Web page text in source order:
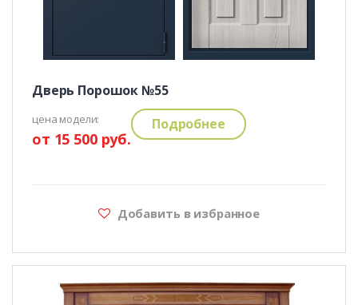
Дверь Порошок №55
цена модели:
от 15 500 руб.
Подробнее
Добавить в избранное